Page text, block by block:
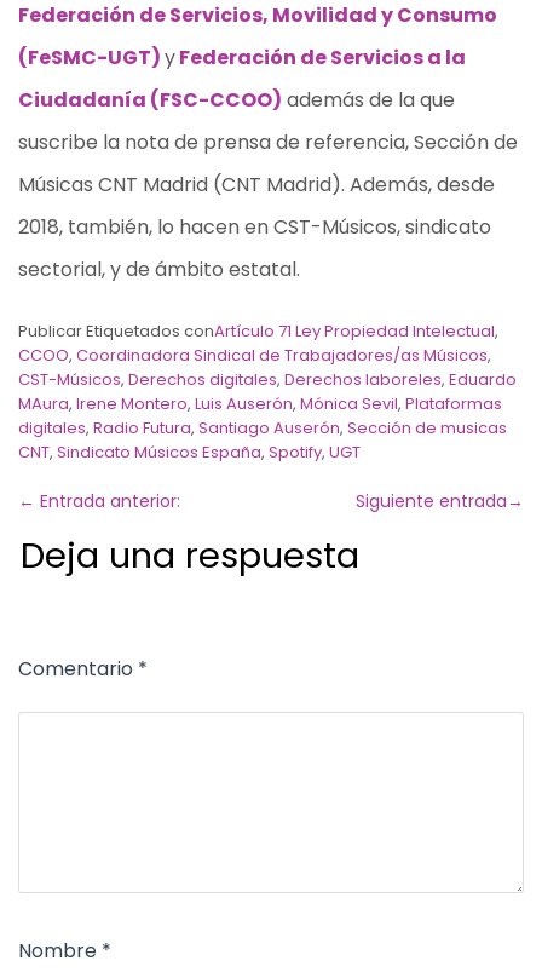
Federación de Servicios, Movilidad y Consumo
(FeSMC-UGT)yFederación de Servicios a la
Ciudadanía (FSC-CCOO) además de la que
suscribe la nota de prensa de referencia, Sección de
Músicas CNT Madrid (CNT Madrid). Además, desde
2018, también, lo hacen en CST-Músicos, sindicato
sectorial, y de ámbito estatal.
Publicar Etiquetados conArtículo 71 Ley Propiedad Intelectual,
CCOO,Coordinadora Sindical de Trabajadores/as Músicos,
CST-Músicos,Derechos digitales,Derechos laboreles,Eduardo
MAura,Irene Montero,Luis Auserón,Mónica Sevil,Plataformas
digitales,Radio Futura,Santiago Auserón,Sección de musicas
CNT,Sindicato Músicos España,Spotify,UGT
← Entrada anterior: Siguiente entrada→
Deja una respuesta
Comentario *
Nombre *